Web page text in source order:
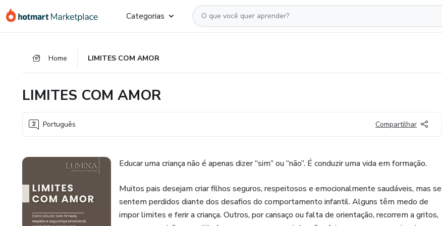
para
para
para
Categorias
Home LIMITES COM AMOR
LIMITES COM AMOR
Português Compartilhar
Educar uma criança não é apenas dizer “sim” ou “não”. É conduzir uma vida em formação.
Muitos pais desejam criar filhos seguros, respeitosos e emocionalmente saudáveis, mas se
sentem perdidos diante dos desafios do comportamento infantil. Alguns têm medo de
impor limites e ferir a criança. Outros, por cansaço ou falta de orientação, recorrem a gritos,